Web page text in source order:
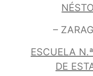
–
ESCUELA
DE